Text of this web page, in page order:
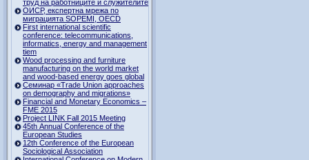
труд на работниците и служителите
ОИСР, експертна мрежа по
миграцията SOPEMI, OECD
First international scientific
conference: telecommunications,
informatics, energy and management
tiem
Wood processing and furniture
manufacturing on the world market
and wood-based energy goes global
Семинар «Trade Union approaches
on demography and migrations»
Financial and Monetary Economics –
FME 2015
Project LINK Fall 2015 Meeting
45th Annual Conference of the
European Studies
12th Conference of the European
Sociological Association